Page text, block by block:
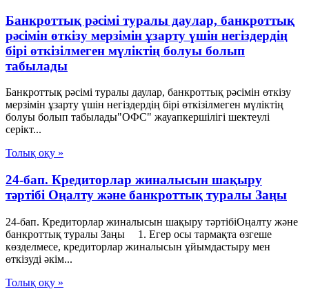
Банкроттық рәсімі туралы даулар, банкроттық
рәсімін өткізу мерзімін ұзарту үшін негіздердің
бірі өткізілмеген мүліктің болуы болып
табылады
Банкроттық рәсімі туралы даулар, банкроттық рәсімін өткізу
мерзімін ұзарту үшін негіздердің бірі өткізілмеген мүліктің
болуы болып табылады"ОФС" жауапкершілігі шектеулі
серікт...
Толық оқу »
24-бап. Кредиторлар жиналысын шақыру
тәртібі Оңалту және банкроттық туралы Заңы
24-бап. Кредиторлар жиналысын шақыру тәртібіОңалту және
банкроттық туралы Заңы 1. Егер осы тармақта өзгеше
көзделмесе, кредиторлар жиналысын ұйымдастыру мен
өткізуді әкім...
Толық оқу »